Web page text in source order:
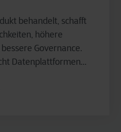
behandelt, schafft
höhere
Governance.
Datenplattformen...